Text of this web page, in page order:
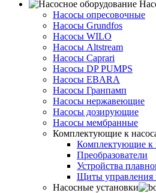
Насосы опресовочные
Насосы Grundfos
Насосы WILO
Насосы Altstream
Насосы Caprari
Насосы DP PUMPS
Насосы EBARA
Насосы Гранпамп
Насосы нержавеющие
Насосы дозирующие
Насосы мембранные
Комплектующие к
Комплектующие к
Преобразователи
Устройства
Щиты управления
Насосные установки